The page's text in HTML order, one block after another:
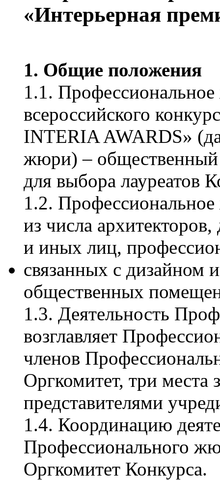
«Интерьерная
1. Общие положения
1.1.
всероссийского
INTERIA AWARDS»
жюри) –
для выбора лауреатов
1.2.
из числа архитекторов,
и иных лиц,
связанных с дизайном
общественных
1.3. Деятельность
возглавляет
членов
Оргкомитет, три места
представителями
1.4. Координацию
Профессионального
Оргкомитет Конкурса.